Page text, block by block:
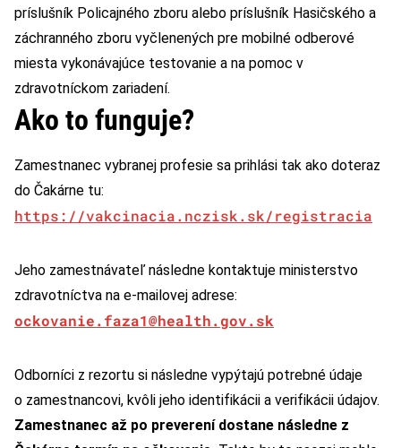
príslušník Policajného zboru alebo príslušník Hasičského a
záchranného zboru vyčlenených pre mobilné odberové
miesta vykonávajúce testovanie a na pomoc v
zdravotníckom zariadení.
Ako to funguje?
Zamestnanec vybranej profesie sa prihlási tak ako doteraz
do Čakárne tu:
https://vakcinacia.nczisk.sk/registracia
Jeho zamestnávateľ následne kontaktuje ministerstvo
zdravotníctva na e-mailovej adrese:
ockovanie.faza1@health.gov.sk
Odborníci z rezortu si následne vypýtajú potrebné údaje
o zamestnancovi, kvôli jeho identifikácii a verifikácii údajov.
Zamestnanec až po preverení dostane následne z